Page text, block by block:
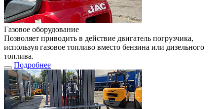
Газовое оборудование
Позволяет приводить в действие двигатель погрузчика,
используя газовое топливо вместо бензина или дизельного
топлива.
Подробнее